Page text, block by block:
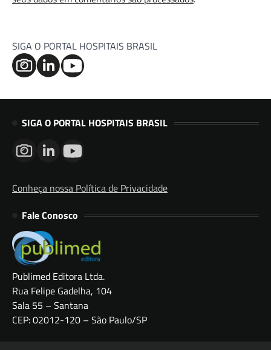
SIGA O PORTAL HOSPITAIS BRASIL
SIGA O PORTAL HOSPITAIS BRASIL
Conheça nossa Política de Privacidade
Fale Conosco
Publimed Editora Ltda.
Rua Felipe Gadelha, 104
Sala 55 – Santana
CEP: 02012-120 – São Paulo/SP